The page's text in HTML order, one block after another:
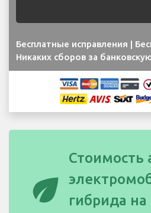
Бесплатные исправления |
Никаких сборов за
eco
Стоимость
гибрида на